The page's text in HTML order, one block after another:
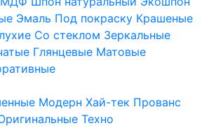
Эмаль Под покраску Крашеные
Со стеклом Зеркальные
Глянцевые Матовые
Модерн Хай-тек Прованс
Техно